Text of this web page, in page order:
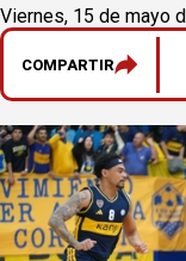
Viernes, 15 de mayo
COMPARTIR